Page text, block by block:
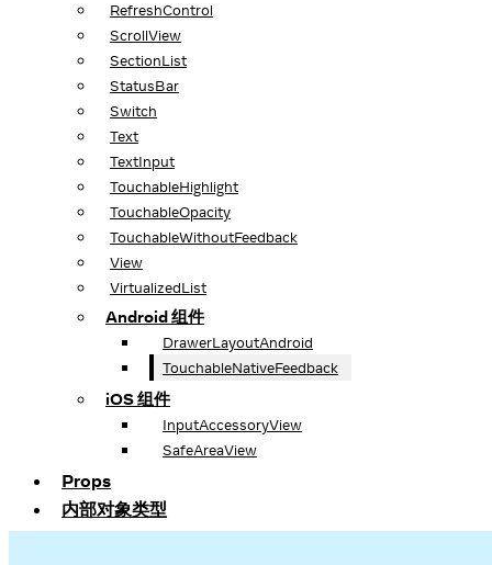
RefreshControl
ScrollView
SectionList
StatusBar
Switch
Text
TextInput
TouchableHighlight
TouchableOpacity
TouchableWithoutFeedback
View
VirtualizedList
Android 组件
DrawerLayoutAndroid
TouchableNativeFeedback
iOS 组件
InputAccessoryView
SafeAreaView
Props
内部对象类型